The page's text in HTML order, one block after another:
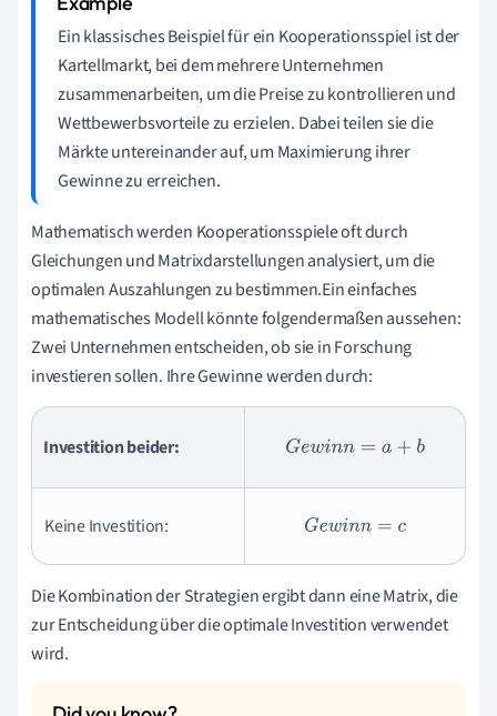
Ein klassisches Beispiel für ein Kooperationsspiel ist der
Kartellmarkt, bei dem mehrere Unternehmen
zusammenarbeiten, um die Preise zu kontrollieren und
Wettbewerbsvorteile zu erzielen. Dabei teilen sie die
Märkte untereinander auf, um Maximierung ihrer
Gewinne zu erreichen.
Mathematisch werden Kooperationsspiele oft durch
Gleichungen und Matrixdarstellungen analysiert, um die
optimalen Auszahlungen zu bestimmen.Ein einfaches
mathematisches Modell könnte folgendermaßen aussehen:
Zwei Unternehmen entscheiden, ob sie in Forschung
investieren sollen. Ihre Gewinne werden durch:
Investition beider: Gewin n=a+b
Keine Investition: Gewinn =c
Die Kombination der Strategien ergibt dann eine Matrix, die
zur Entscheidung über die optimale Investition verwendet
wird.